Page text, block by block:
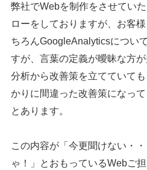
弊社でWebを制作をさせてい
ローをしておりますが、お客
ちろんGoogleAnalyticsについ
すが、言葉の定義が曖昧な方
分析から改善策を立てていて
かりに間違った改善策になっ
とあります。
この内容が「今更聞けない・
ゃ！」とおもっているWebご